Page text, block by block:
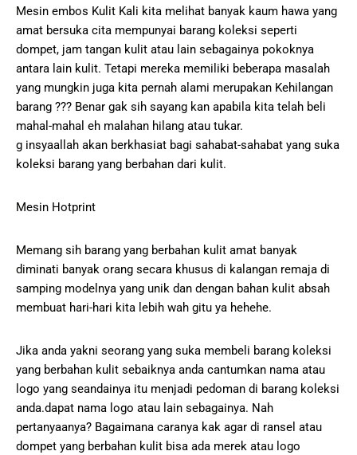
Mesin embos Kulit Kali kita melihat banyak kaum hawa yang
amat bersuka cita mempunyai barang koleksi seperti
dompet, jam tangan kulit atau lain sebagainya pokoknya
antara lain kulit. Tetapi mereka memiliki beberapa masalah
yang mungkin juga kita pernah alami merupakan Kehilangan
barang ??? Benar gak sih sayang kan apabila kita telah beli
mahal-mahal eh malahan hilang atau tukar.
g insyaallah akan berkhasiat bagi sahabat-sahabat yang suka
koleksi barang yang berbahan dari kulit.
Mesin Hotprint
Memang sih barang yang berbahan kulit amat banyak
diminati banyak orang secara khusus di kalangan remaja di
samping modelnya yang unik dan dengan bahan kulit absah
membuat hari-hari kita lebih wah gitu ya hehehe.
Jika anda yakni seorang yang suka membeli barang koleksi
yang berbahan kulit sebaiknya anda cantumkan nama atau
logo yang seandainya itu menjadi pedoman di barang koleksi
anda.dapat nama logo atau lain sebagainya. Nah
pertanyaanya? Bagaimana caranya kak agar di ransel atau
dompet yang berbahan kulit bisa ada merek atau logo